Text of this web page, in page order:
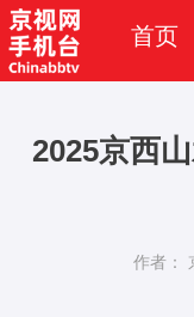
首页
2025京西
作者：